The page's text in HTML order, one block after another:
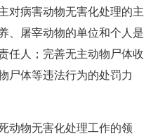
对病害动物无害化处理的主
、屠宰动物的单位和个人是
任人；完善无主动物尸体收
尸体等违法行为的处罚力
动物无害化处理工作的领